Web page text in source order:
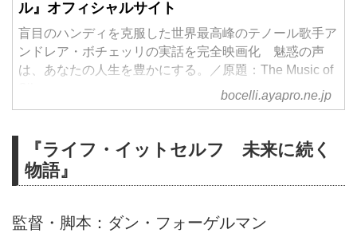
ル』オフィシャルサイト
盲目のハンディを克服した世界最高峰のテノール歌手ア
ンドレア・ボチェッリの実話を完全映画化 魅惑の声
は、あなたの人生を豊かにする。／原題：The Music of
bocelli.ayapro.ne.jp
『ライフ・イットセルフ 未来に続く
物語』
監督・脚本：ダン・フォーゲルマン